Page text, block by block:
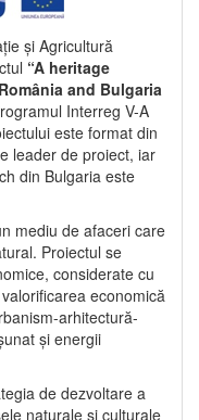
și Agricultură
“A heritage
and Bulgaria
Interreg V-A
este format din
leader de proiect, iar
din Bulgaria este
mediu de afaceri care
Proiectul se
considerate cu
economică
arhitectură-
și energii
de dezvoltare a
naturale și culturale